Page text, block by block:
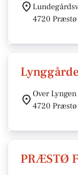
4720 Præstø
Over Lyngen
4720 Præstø
PRÆSTØ